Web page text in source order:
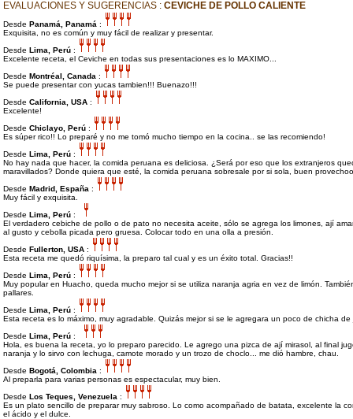
EVALUACIONES Y SUGERENCIAS : CEVICHE DE POLLO CALIENTE
Desde Panamá, Panamá :
Exquisita, no es común y muy fácil de realizar y presentar.
Desde Lima, Perú :
Excelente receta, el Ceviche en todas sus presentaciones es lo MAXIMO...
Desde Montréal, Canada :
Se puede presentar con yucas tambien!!! Buenazo!!!
Desde California, USA :
Excelente!
Desde Chiclayo, Perú :
Es súper rico!! Lo preparé y no me tomó mucho tiempo en la cocina.. se las recomiendo!
Desde Lima, Perú :
No hay nada que hacer, la comida peruana es deliciosa. ¿Será por eso que los extranjeros
maravillados? Donde quiera que esté, la comida peruana sobresale por si sola, buen
Desde Madrid, España :
Muy fácil y exquisita.
Desde Lima, Perú :
El verdadero cebiche de pollo o de pato no necesita aceite, sólo se agrega los limones, ají
al gusto y cebolla picada pero gruesa. Colocar todo en una olla a presión.
Desde Fullerton, USA :
Esta receta me quedó riquísima, la preparo tal cual y es un éxito total. Gracias!!
Desde Lima, Perú :
Muy popular en Huacho, queda mucho mejor si se utiliza naranja agria en vez de limón.
pallares.
Desde Lima, Perú :
Esta receta es lo máximo, muy agradable. Quizás mejor si se le agregara un poco de chicha de
Desde Lima, Perú :
Hola, es buena la receta, yo lo preparo parecido. Le agrego una pizca de ají mirasol, al final
naranja y lo sirvo con lechuga, camote morado y un trozo de choclo... me dió hambre, chau.
Desde Bogotá, Colombia :
Al preparla para varias personas es espectacular, muy bien.
Desde Los Teques, Venezuela :
Es un plato sencillo de preparar muy sabroso. Lo como acompañado de batata, excelente la
el ácido y el dulce.